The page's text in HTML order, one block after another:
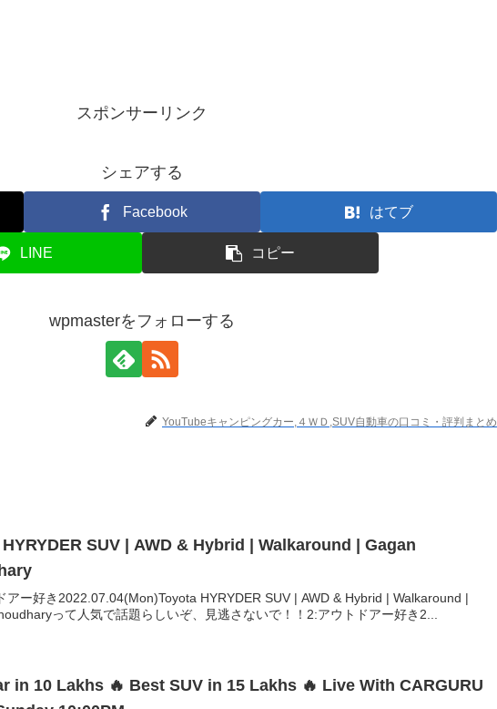
スポンサーリンク
シェアする
Facebook はてブ
LINE コピー
wpmasterをフォローする
YouTubeキャンピングカー,４ＷＤ,SUV自動車の口コミ・評判まとめ
SUV | AWD & Hybrid | Walkaround | Gagan
アー好き2022.07.04(Mon)Toyota HYRYDER SUV | AWD & Hybrid | Walkaround |
って人気で話題らしいぞ、見逃さないで！！2:アウトドアー好き2...
10 Lakhs 🔥 Best SUV in 15 Lakhs 🔥 Live With CARGURU